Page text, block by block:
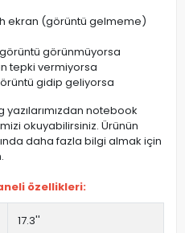
ekran (görüntü gelmeme)
görüntü görünmüyorsa
tepki vermiyorsa
gidip geliyorsa
yazılarımızdan notebook
okuyabilirsiniz. Ürünün
daha fazla bilgi almak için
özellikleri:
17.3''